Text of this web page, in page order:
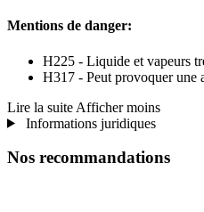
Mentions de danger:
H225 - Liquide et vapeurs
H317 - Peut provoquer une
Lire la suite Afficher moins
Informations juridiques
Nos recommandations